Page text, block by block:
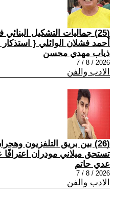
(25) جماليات التشكيل
أحمد فشلان الوائلي {
ذياب مهدي محسن
2026 / 8 / 7
الادب والفن
(26) بين بريق التلفزيون
تستحق ميلاني مودران اعترافًا
عدي حاتم
2026 / 8 / 7
الادب والفن